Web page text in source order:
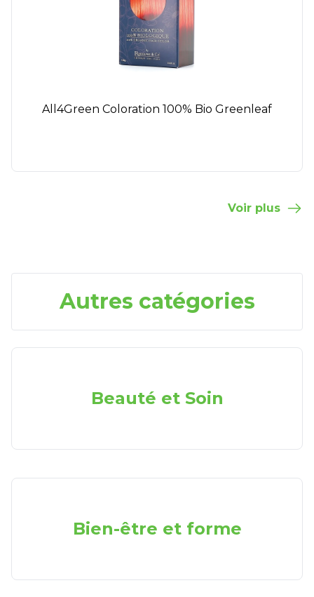
All4Green Coloration 100% Bio Greenleaf
Voir plus
Autres catégories
Beauté et Soin
Bien-être et forme